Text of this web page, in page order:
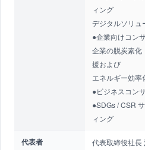
ィング
デジタルソリュ
●企業向けコン
企業の脱炭素化
援および
エネルギー効率
●ビジネスコン
●SDGs / CSR
ィング
代表者 代表取締役社長